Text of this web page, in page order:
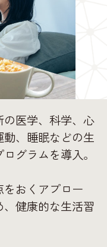
医学、科学、心
、睡眠などの生
グラムを導入。
おくアプロー
健康的な生活習